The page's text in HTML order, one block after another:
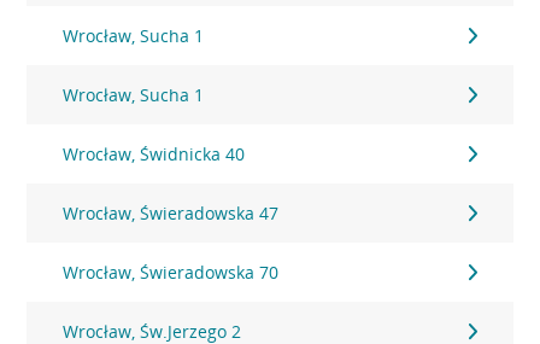
Wrocław, Sucha 1
Wrocław, Sucha 1
Wrocław, Świdnicka 40
Wrocław, Świeradowska 47
Wrocław, Świeradowska 70
Wrocław, Św.Jerzego 2